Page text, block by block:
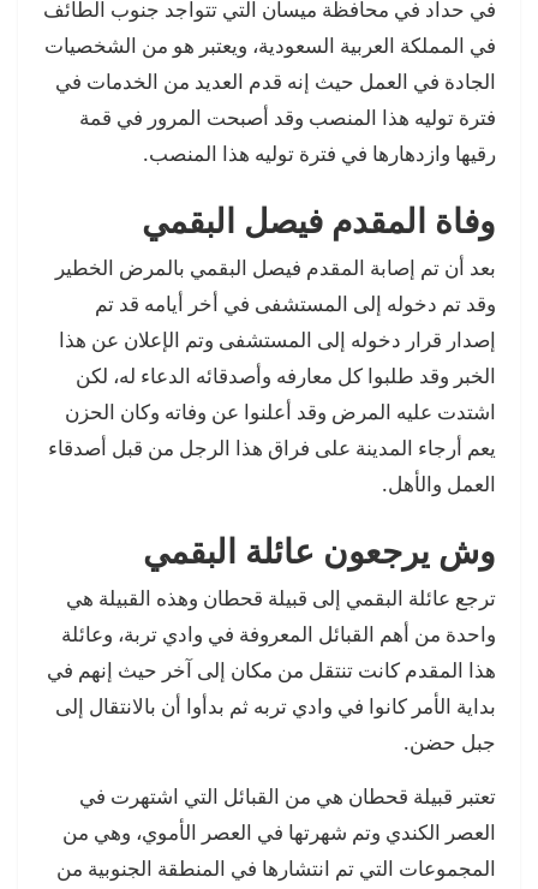
في حداد في محافظة ميسان التي تتواجد جنوب الطائف
في المملكة العربية السعودية، ويعتبر هو من الشخصيات
الجادة في العمل حيث إنه قدم العديد من الخدمات في
فترة توليه هذا المنصب وقد أصبحت المرور في قمة
رقيها وازدهارها في فترة توليه هذا المنصب.
وفاة المقدم فيصل البقمي
بعد أن تم إصابة المقدم فيصل البقمي بالمرض الخطير
وقد تم دخوله إلى المستشفى في أخر أيامه قد تم
إصدار قرار دخوله إلى المستشفى وتم الإعلان عن هذا
الخبر وقد طلبوا كل معارفه وأصدقائه الدعاء له، لكن
اشتدت عليه المرض وقد أعلنوا عن وفاته وكان الحزن
يعم أرجاء المدينة على فراق هذا الرجل من قبل أصدقاء
العمل والأهل.
وش يرجعون عائلة البقمي
ترجع عائلة البقمي إلى قبيلة قحطان وهذه القبيلة هي
واحدة من أهم القبائل المعروفة في وادي تربة، وعائلة
هذا المقدم كانت تنتقل من مكان إلى آخر حيث إنهم في
بداية الأمر كانوا في وادي تربه ثم بدأوا أن بالانتقال إلى
جبل حضن.
تعتبر قبيلة قحطان هي من القبائل التي اشتهرت في
العصر الكندي وتم شهرتها في العصر الأموي، وهي من
المجموعات التي تم انتشارها في المنطقة الجنوبية من